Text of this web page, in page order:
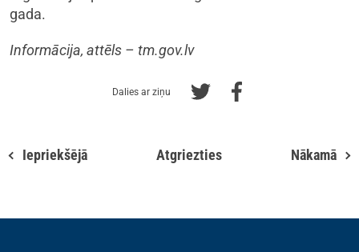
gada.
Informācija, attēls – tm.gov.lv
Dalies ar ziņu
Iepriekšējā Atgriezties Nākamā